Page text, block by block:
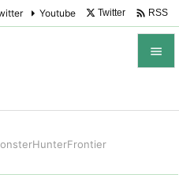

Youtube Twitter  RSS